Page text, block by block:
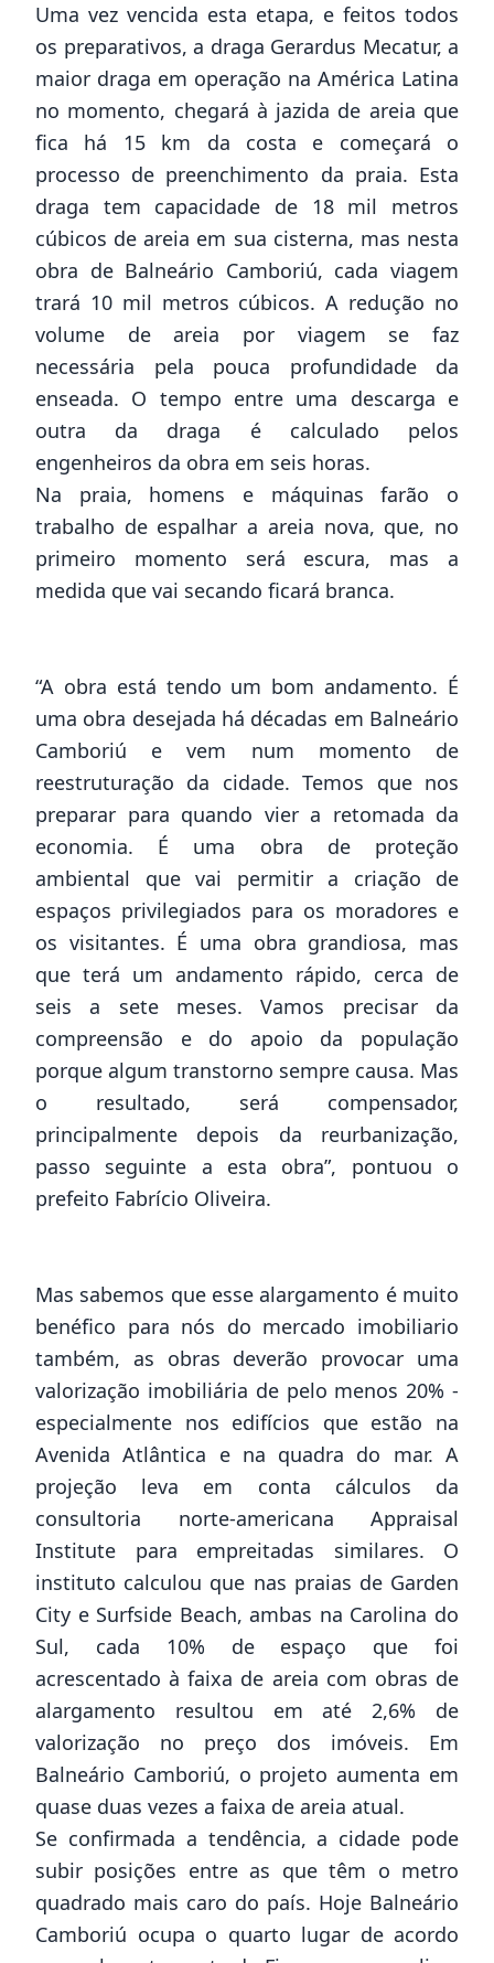
Uma vez vencida esta etapa, e feitos todos
os preparativos, a draga Gerardus Mecatur, a
maior draga em operação na América Latina
no momento, chegará à jazida de areia que
fica há 15 km da costa e começará o
processo de preenchimento da praia. Esta
draga tem capacidade de 18 mil metros
cúbicos de areia em sua cisterna, mas nesta
obra de Balneário Camboriú, cada viagem
trará 10 mil metros cúbicos. A redução no
volume de areia por viagem se faz
necessária pela pouca profundidade da
enseada. O tempo entre uma descarga e
outra da draga é calculado pelos
engenheiros da obra em seis horas.
Na praia, homens e máquinas farão o
trabalho de espalhar a areia nova, que, no
primeiro momento será escura, mas a
medida que vai secando ficará branca.
“A obra está tendo um bom andamento. É
uma obra desejada há décadas em Balneário
Camboriú e vem num momento de
reestruturação da cidade. Temos que nos
preparar para quando vier a retomada da
economia. É uma obra de proteção
ambiental que vai permitir a criação de
espaços privilegiados para os moradores e
os visitantes. É uma obra grandiosa, mas
que terá um andamento rápido, cerca de
seis a sete meses. Vamos precisar da
compreensão e do apoio da população
porque algum transtorno sempre causa. Mas
o resultado, será compensador,
principalmente depois da reurbanização,
passo seguinte a esta obra”, pontuou o
prefeito Fabrício Oliveira.
Mas sabemos que esse alargamento é muito
benéfico para nós do mercado imobiliario
também, as obras deverão provocar uma
valorização imobiliária de pelo menos 20% -
especialmente nos edifícios que estão na
Avenida Atlântica e na quadra do mar. A
projeção leva em conta cálculos da
consultoria norte-americana Appraisal
Institute para empreitadas similares. O
instituto calculou que nas praias de Garden
City e Surfside Beach, ambas na Carolina do
Sul, cada 10% de espaço que foi
acrescentado à faixa de areia com obras de
alargamento resultou em até 2,6% de
valorização no preço dos imóveis. Em
Balneário Camboriú, o projeto aumenta em
quase duas vezes a faixa de areia atual.
Se confirmada a tendência, a cidade pode
subir posições entre as que têm o metro
quadrado mais caro do país. Hoje Balneário
Camboriú ocupa o quarto lugar de acordo